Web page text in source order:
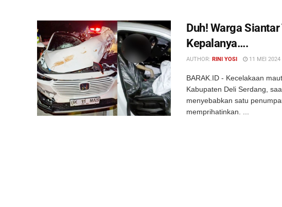
Duh! Warga
Kepalanya….
AUTHOR: RINI YOSI 11 MEI 2024
BARAK.ID - Kecelakaan
Kabupaten Deli Serdang,
menyebabkan satu
memprihatinkan. ...